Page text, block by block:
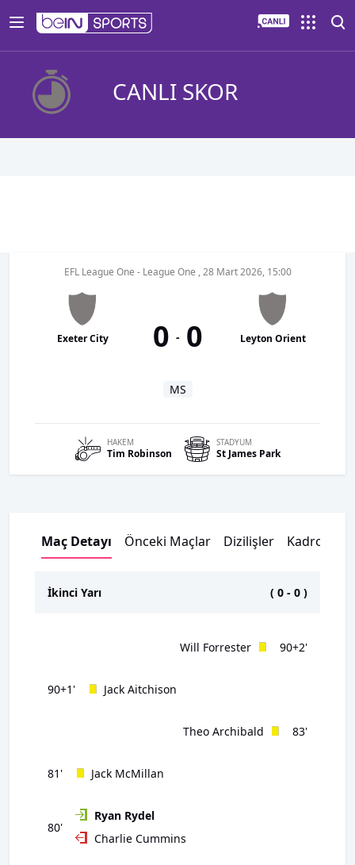
CANLI SKOR
EFL League One - League One , 28 Mart 2026, 15:00
Exeter City 0 - 0
MS
Leyton Orient
HAKEM
Tim Robinson
STADYUM
St James Park
Maç Detayı Önceki Maçlar Dizilişler Kadrolar
İkinci Yarı ( 0 - 0 )
90+2'
Will Forrester
90+1' Jack Aitchison
83'
Theo Archibald
81' Jack McMillan
80'
Ryan Rydel
Charlie Cummins